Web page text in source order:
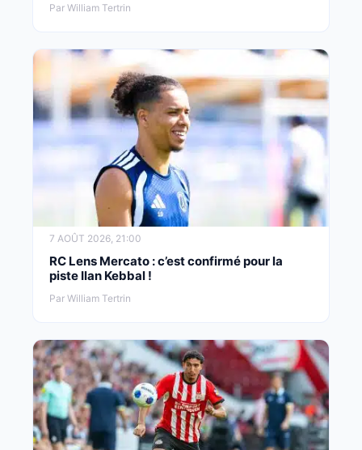
Par William Tertrin
7 AOÛT 2026, 21:00
RC Lens Mercato : c’est confirmé pour la
piste Ilan Kebbal !
Par William Tertrin